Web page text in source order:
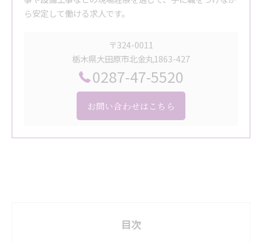
ら安定して働ける求人です。
〒324-0011
栃木県大田原市北金丸1863-427
0287-47-5520
お問い合わせはこちら
目次